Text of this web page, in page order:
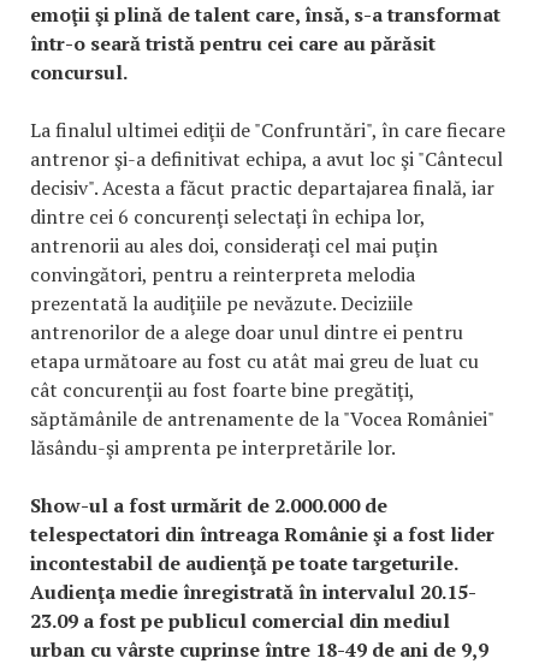
emoţii şi plină de talent care, însă, s-a transformat
într-o seară tristă pentru cei care au părăsit
concursul.
La finalul ultimei ediţii de "Confruntări", în care fiecare
antrenor şi-a definitivat echipa, a avut loc şi "Cântecul
decisiv". Acesta a făcut practic departajarea finală, iar
dintre cei 6 concurenţi selectaţi în echipa lor,
antrenorii au ales doi, consideraţi cel mai puţin
convingători, pentru a reinterpreta melodia
prezentată la audiţiile pe nevăzute. Deciziile
antrenorilor de a alege doar unul dintre ei pentru
etapa următoare au fost cu atât mai greu de luat cu
cât concurenţii au fost foarte bine pregătiţi,
săptămânile de antrenamente de la "Vocea României"
lăsându-şi amprenta pe interpretările lor.
Show-ul a fost urmărit de 2.000.000 de
telespectatori din întreaga Românie şi a fost lider
incontestabil de audienţă pe toate targeturile.
Audienţa medie înregistrată în intervalul 20.15-
23.09 a fost pe publicul comercial din mediul
urban cu vârste cuprinse între 18-49 de ani de 9,9